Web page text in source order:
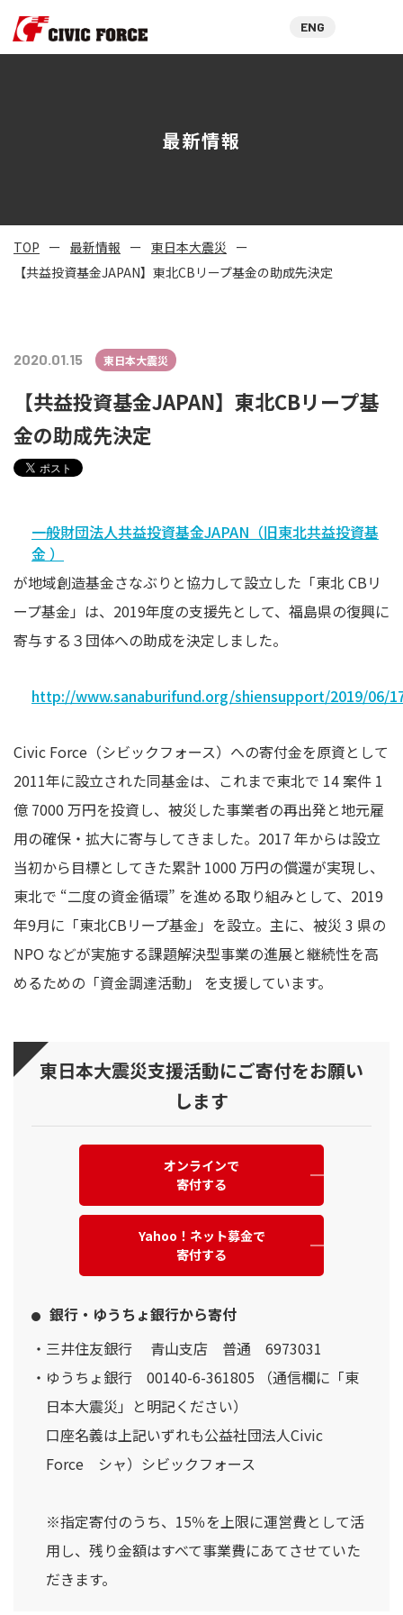
ENG
最新情報
TOP 最新情報
東日本大震災
【共益投資基金JAPAN】東北CBリープ基金の助成先決定
2020.01.15 東日本大震災
【共益投資基金JAPAN】東北CBリープ基
金の助成先決定
一般財団法人共益投資基金JAPAN（旧東北共益投資基
金 ）
が地域創造基金さなぶりと協力して設立した「東北 CBリ
ープ基金」は、2019年度の支援先として、福島県の復興に
寄与する３団体への助成を決定しました。
http://www.sanaburifund.org/shiensupport/2019/06/
Civic Force（シビックフォース）への寄付金を原資として
2011年に設立された同基金は、これまで東北で 14 案件 1
億 7000 万円を投資し、被災した事業者の再出発と地元雇
用の確保・拡大に寄与してきました。2017 年からは設立
当初から目標としてきた累計 1000 万円の償還が実現し、
東北で “二度の資金循環” を進める取り組みとして、2019
年9月に「東北CBリープ基金」を設立。主に、被災 3 県の
NPO などが実施する課題解決型事業の進展と継続性を高
めるための「資金調達活動」 を支援しています。
東日本大震災支援活動にご寄付をお願い
します
オンラインで
寄付する
Yahoo！ネット募金で
寄付する
銀行・ゆうちょ銀行から寄付
三井住友銀行 青山支店 普通 6973031
ゆうちょ銀行 00140-6-361805 （通信欄に「東
日本大震災」と明記ください）
口座名義は上記いずれも公益社団法人Civic
Force シャ）シビックフォース
※指定寄付のうち、15％を上限に運営費として活
用し、残り金額はすべて事業費にあてさせていた
だきます。